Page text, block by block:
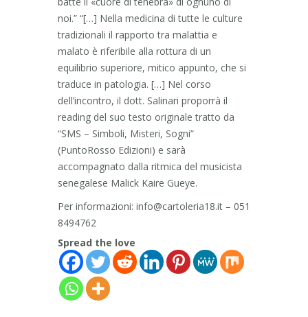
noi.” “[…] Nella medicina di tutte le culture
tradizionali il rapporto tra malattia e
malato è riferibile alla rottura di un
equilibrio superiore, mitico appunto, che si
traduce in patologia. […] Nel corso
dell’incontro, il dott. Salinari proporrà il
reading del suo testo originale tratto da
“SMS – Simboli, Misteri, Sogni”
(PuntoRosso Edizioni) e sarà
accompagnato dalla ritmica del musicista
senegalese Malick Kaire Gueye.
Per informazioni: info@cartoleria18.it – 051
8494762
Spread the love